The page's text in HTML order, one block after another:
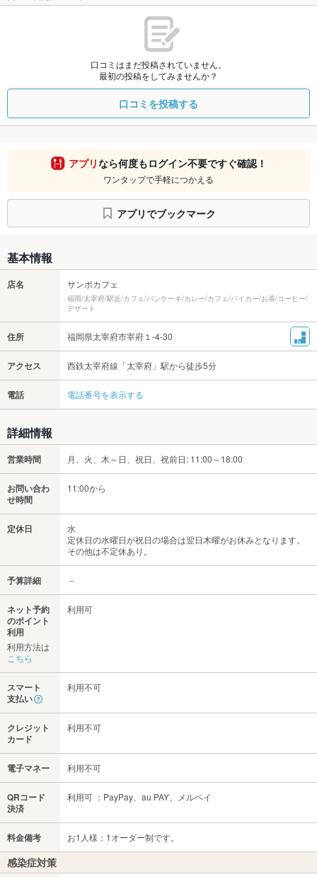
口コミはまだ投稿されていません。
最初の投稿をしてみませんか？
口コミを投稿する
アプリなら何度もログイン不要ですぐ確認！
ワンタップで手軽につかえる
アプリでブックマーク
基本情報
店名 サンボカフェ
福岡/太宰府/駅近/カフェ/パンケーキ/カレー/カフェ/バイカー/お茶/コーヒー/
デザート
住所 福岡県太宰府市宰府１-4-30
アクセス 西鉄太宰府線「太宰府」駅から徒歩5分
電話 電話番号を表示する
詳細情報
営業時間 月、火、木～日、祝日、祝前日: 11:00～18:00
お問い合わ
せ時間
11:00から
定休日
水
定休日の水曜日が祝日の場合は翌日木曜がお休みとなります。
その他は不定休あり。
予算詳細 －
ネット予約
のポイント
利用
利用方法は
こちら
利用可
スマート
支払い
利用不可
クレジット
カード
利用不可
電子マネー 利用不可
QRコード
決済
利用可 ：PayPay、au PAY、メルペイ
料金備考 お1人様：1オーダー制です。
感染症対策